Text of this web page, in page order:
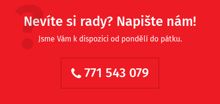
Nevíte si rady? Napište nám!
Jsme Vám k dispozici od pondělí do pátku.
771 543 079